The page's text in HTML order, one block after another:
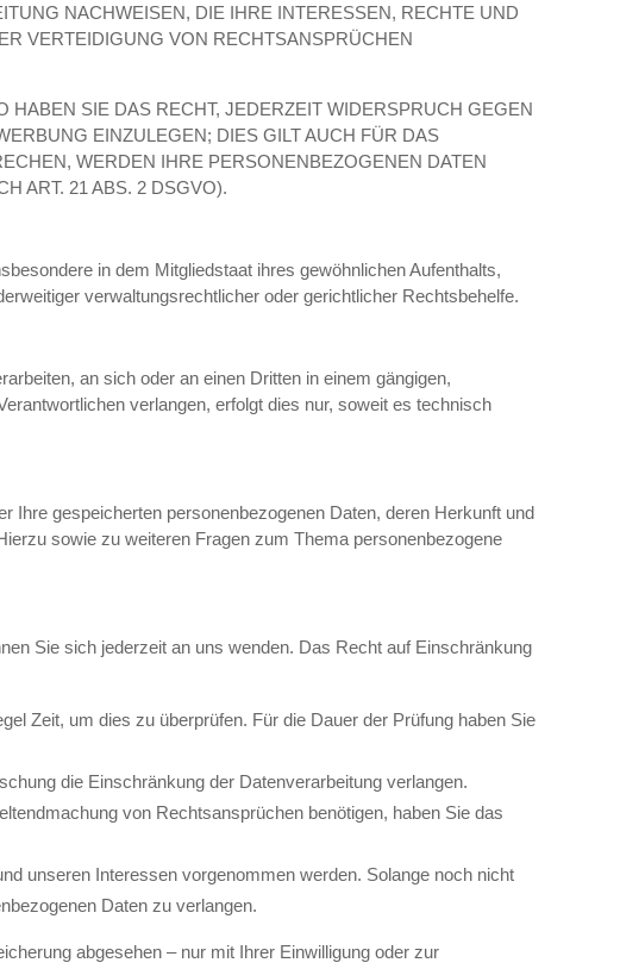
NACHWEISEN, DIE IHRE INTERESSEN, RECHTE UND
VERTEIDIGUNG VON RECHTSANSPRÜCHEN
SIE DAS RECHT, JEDERZEIT WIDERSPRUCH GEGEN
EINZULEGEN; DIES GILT AUCH FÜR DAS
WERDEN IHRE PERSONENBEZOGENEN DATEN
ART. 21 ABS. 2 DSGVO).
in dem Mitgliedstaat ihres gewöhnlichen Aufenthalts,
verwaltungsrechtlicher oder gerichtlicher Rechtsbehelfe.
an sich oder an einen Dritten in einem gängigen,
verlangen, erfolgt dies nur, soweit es technisch
Ihre gespeicherten personenbezogenen Daten, deren Herkunft und
sowie zu weiteren Fragen zum Thema personenbezogene
Sie sich jederzeit an uns wenden. Das Recht auf Einschränkung
Zeit, um dies zu überprüfen. Für die Dauer der Prüfung haben Sie
die Einschränkung der Datenverarbeitung verlangen.
von Rechtsansprüchen benötigen, haben Sie das
unseren Interessen vorgenommen werden. Solange noch nicht
Daten zu verlangen.
abgesehen – nur mit Ihrer Einwilligung oder zur